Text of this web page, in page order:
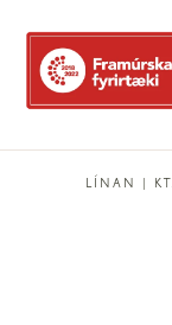
LÍNAN |